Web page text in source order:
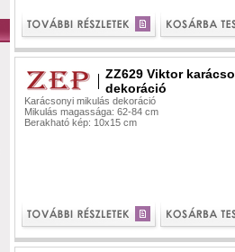
ZZ629 Viktor
dekoráció
Karácsonyi mikulás dekoráció
Mikulás magassága: 62-84 cm
Berakható kép: 10x15 cm